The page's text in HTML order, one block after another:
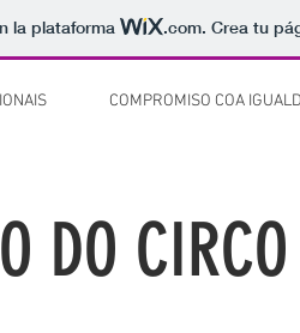
la plataforma .com. Crea tu
COMPROMISO COA
DO CIRCO